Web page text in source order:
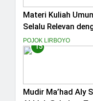
Materi Kuliah
Selalu Relevan
POJOK LIRBOYO
15
Mudir Ma’had Aly